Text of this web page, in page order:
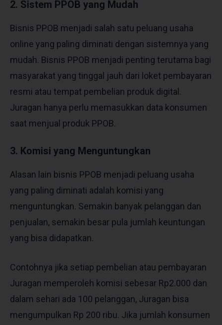
2. Sistem PPOB yang Mudah
Bisnis PPOB menjadi salah satu peluang usaha
online yang paling diminati dengan sistemnya yang
mudah. Bisnis PPOB menjadi penting terutama bagi
masyarakat yang tinggal jauh dari loket pembayaran
resmi atau tempat pembelian produk digital.
Juragan hanya perlu memasukkan data konsumen
saat menjual produk PPOB.
3. Komisi yang Menguntungkan
Alasan lain bisnis PPOB menjadi peluang usaha
yang paling diminati adalah komisi yang
menguntungkan. Semakin banyak pelanggan dan
penjualan, semakin besar pula jumlah keuntungan
yang bisa didapatkan.
Contohnya jika setiap pembelian atau pembayaran
Juragan memperoleh komisi sebesar Rp2.000 dan
dalam sehari ada 100 pelanggan, Juragan bisa
mengumpulkan Rp 200 ribu. Jika jumlah konsumen